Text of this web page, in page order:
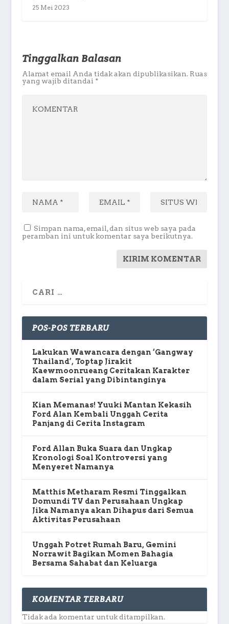
25 Mei 2023
Tinggalkan Balasan
Alamat email Anda tidak akan dipublikasikan. Ruas
yang wajib ditandai *
Simpan nama, email, dan situs web saya pada
peramban ini untuk komentar saya berikutnya.
POS-POS TERBARU
Lakukan Wawancara dengan ‘Gangway
Thailand’, Toptap Jirakit
Kaewmoonrueang Ceritakan Karakter
dalam Serial yang Dibintanginya
Kian Memanas! Yuuki Mantan Kekasih
Ford Alan Kembali Unggah Cerita
Panjang di Cerita Instagram
Ford Allan Buka Suara dan Ungkap
Kronologi Soal Kontroversi yang
Menyeret Namanya
Matthis Metharam Resmi Tinggalkan
Domundi TV dan Perusahaan Ungkap
Jika Namanya akan Dihapus dari Semua
Aktivitas Perusahaan
Unggah Potret Rumah Baru, Gemini
Norrawit Bagikan Momen Bahagia
Bersama Sahabat dan Keluarga
KOMENTAR TERBARU
Tidak ada komentar untuk ditampilkan.